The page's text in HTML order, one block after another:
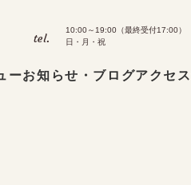
tel.
10:00～19:00（最終受付17:00）
日・月・祝
ーお知らせ・ブログアクセス